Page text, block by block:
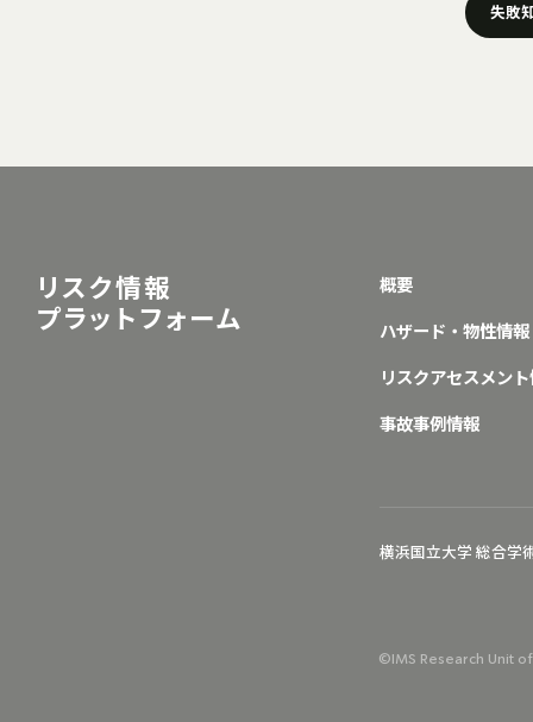
失敗
リスク情報
プラットフォーム
概要
ハザード・物性情
リスクアセスメン
事故事例情報
横浜国立大学 総合学
©IMS Research Unit